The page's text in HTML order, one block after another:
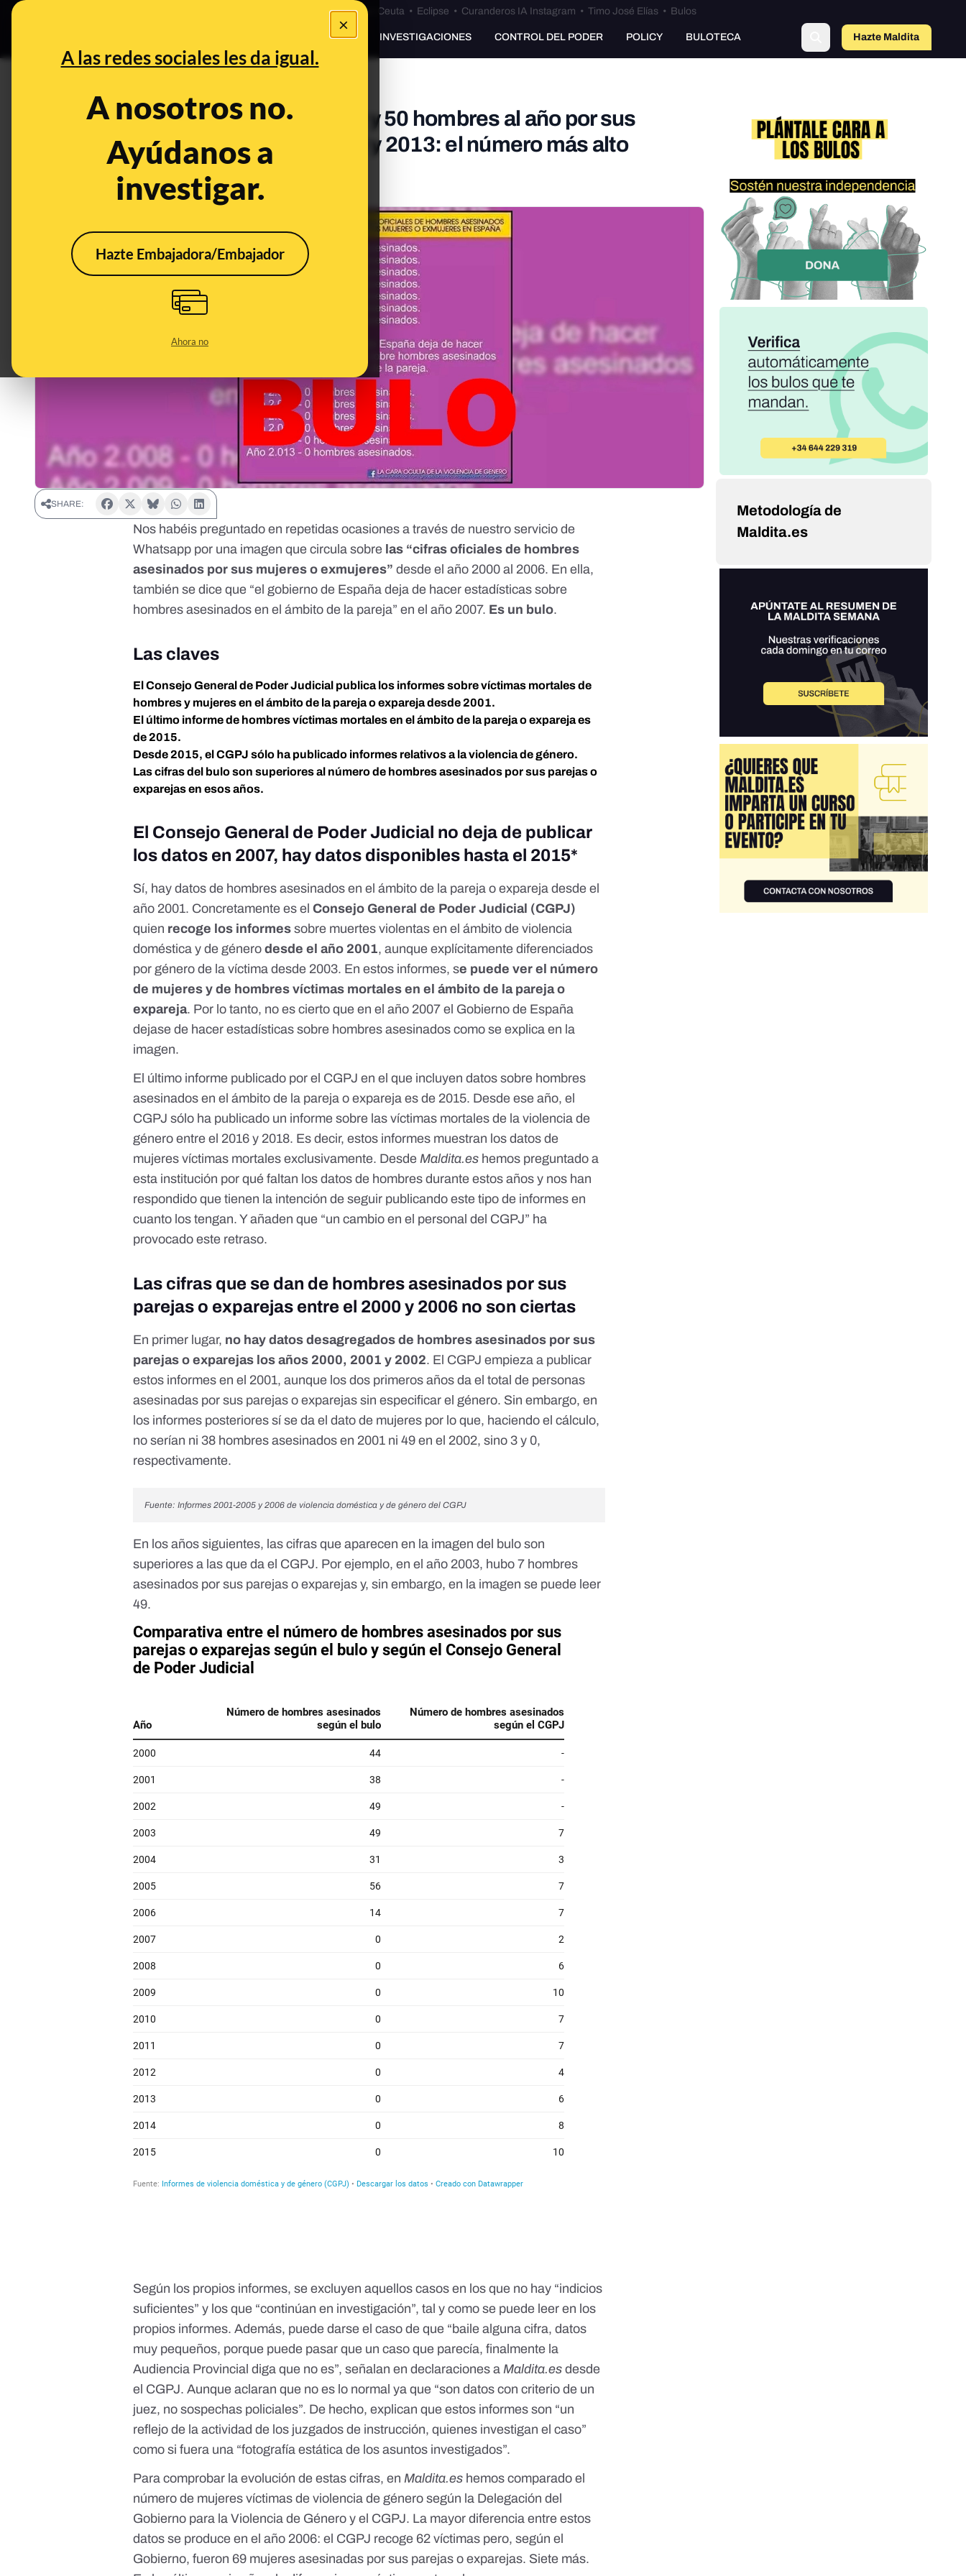
×
A las redes sociales les da igual.
A nosotros no.
Ayúdanos a
investigar.
Hazte Embajadora/Embajador
Ahora no
Especial Ceuta•Bulos Ceuta • Eclipse • Curanderos IA Instagram • Timo José Elías • Bulos
PREBUNKING INVESTIGACIONES CONTROL DEL PODER POLICY BULOTECA Hazte Maldito
No, no fueron asesinados entre 30 y 50 hombres al año por sus
"mujeres o exmujeres" entre 2003 y 2013: el número más alto
alcanzado es de 10 asesinados
Jan 4, 2020, 8:02:00 AM
SHARE:
Nos habéis preguntado en repetidas ocasiones a través de nuestro servicio de
Whatsapp por una imagen que circula sobre las “cifras oficiales de hombres
asesinados por sus mujeres o exmujeres” desde el año 2000 al 2006. En ella,
también se dice que “el gobierno de España deja de hacer estadísticas sobre
hombres asesinados en el ámbito de la pareja” en el año 2007. Es un bulo.
Las claves
El Consejo General de Poder Judicial publica los informes sobre víctimas mortales de
hombres y mujeres en el ámbito de la pareja o expareja desde 2001.
El último informe de hombres víctimas mortales en el ámbito de la pareja o expareja es
de 2015.
Desde 2015, el CGPJ sólo ha publicado informes relativos a la violencia de género.
Las cifras del bulo son superiores al número de hombres asesinados por sus parejas o
exparejas en esos años.
El Consejo General de Poder Judicial no deja de publicar
los datos en 2007, hay datos disponibles hasta el 2015*
Sí, hay datos de hombres asesinados en el ámbito de la pareja o expareja desde el
año 2001. Concretamente es elConsejo General de Poder Judicial (CGPJ)
quien recoge los informes sobre muertes violentas en el ámbito de violencia
doméstica y de género desde el año 2001, aunque explícitamente diferenciados
por género de la víctima desde 2003. En estos informes, se puede ver el número
de mujeres y de hombres víctimas mortales en el ámbito de la pareja o
expareja. Por lo tanto, no es cierto que en el año 2007 el Gobierno de España
dejase de hacer estadísticas sobre hombres asesinados como se explica en la
imagen.
El último informe publicado por el CGPJ en el que incluyen datos sobre hombres
asesinados en el ámbito de la pareja o expareja es de 2015. Desde ese año, el
CGPJ sólo ha publicado un informe sobre las víctimas mortales de la violencia de
género entre el 2016 y 2018. Es decir, estos informes muestran los datos de
mujeres víctimas mortales exclusivamente. Desde Maldita.es hemos preguntado a
esta institución por qué faltan los datos de hombres durante estos años y nos han
respondido que tienen la intención de seguir publicando este tipo de informes en
cuanto los tengan. Y añaden que “un cambio en el personal del CGPJ” ha
provocado este retraso.
Las cifras que se dan de hombres asesinados por sus
parejas o exparejas entre el 2000 y 2006 no son ciertas
En primer lugar, no hay datos desagregados de hombres asesinados por sus
parejas o exparejas los años 2000, 2001 y 2002. El CGPJ empieza a publicar
estos informes en el 2001, aunque los dos primeros años da el total de personas
asesinadas por sus parejas o exparejas sin especificar el género. Sin embargo, en
los informes posteriores sí se da el dato de mujeres por lo que, haciendo el cálculo,
no serían ni 38 hombres asesinados en 2001 ni 49 en el 2002, sino 3 y 0,
respectivamente.
Fuente: Informes 2001-2005 y 2006 de violencia doméstica y de génerodel CGPJ
En los años siguientes, las cifras que aparecen en la imagen del bulo son
superiores a las que da el CGPJ. Por ejemplo, en el año 2003, hubo 7 hombres
asesinados por sus parejas o exparejas y, sin embargo, en la imagen se puede leer
49.
Según los propios informes, se excluyen aquellos casos en los que no hay “indicios
suficientes” y los que “continúan en investigación”, tal y como se puede leer en los
propios informes. Además, puede darse el caso de que “baile alguna cifra, datos
muy pequeños, porque puede pasar que un caso que parecía, finalmente la
Audiencia Provincial diga que no es”, señalan en declaraciones aMaldita.es desde
el CGPJ. Aunque aclaran que no es lo normal ya que “son datos con criterio de un
juez, no sospechas policiales”. De hecho, explican que estos informes son “un
reflejo de la actividad de los juzgados de instrucción, quienes investigan el caso”
como si fuera una “fotografía estática de los asuntos investigados”.
Para comprobar la evolución de estas cifras, enMaldita.es hemos comparado el
número de mujeres víctimas de violencia de género según la Delegación del
Gobierno para la Violencia de Género yel CGPJ. La mayor diferencia entre estos
datos se produce en el año 2006: el CGPJ recoge 62 víctimas pero, según el
Gobierno, fueron 69 mujeres asesinadas por sus parejas o exparejas. Siete más.
Metodología de
Maldita.es